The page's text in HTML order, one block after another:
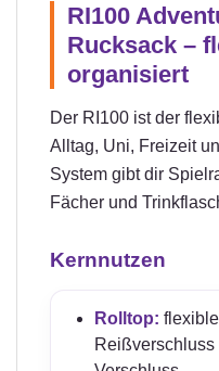
RI100
Rucksack –
organisiert
Der RI100 ist der
Alltag, Uni, Freizeit
System gibt dir
Fächer und
Kernnutzen
Rolltop: